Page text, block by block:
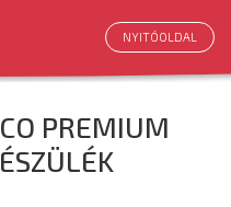
NYITÓOLDAL
PREMIUM